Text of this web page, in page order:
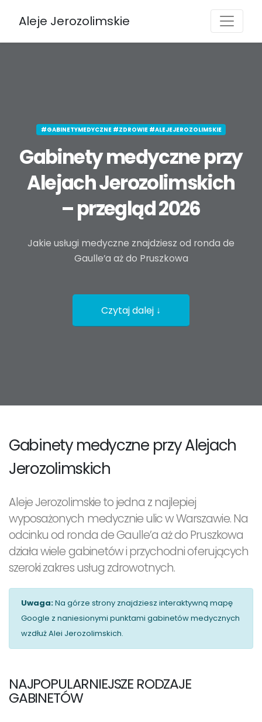
Aleje Jerozolimskie
#GABINETYMEDYCZNE #ZDROWIE #ALEJEJEROZOLIMSKIE
Gabinety medyczne przy
Alejach Jerozolimskich
– przegląd 2026
Jakie usługi medyczne znajdziesz od ronda de
Gaulle’a aż do Pruszkowa
Czytaj dalej ↓
Gabinety medyczne przy Alejach
Jerozolimskich
Aleje Jerozolimskie to jedna z najlepiej
wyposażonych medycznie ulic w Warszawie. Na
odcinku od ronda de Gaulle’a aż do Pruszkowa
działa wiele gabinetów i przychodni oferujących
szeroki zakres usług zdrowotnych.
Uwaga:Na górze strony znajdziesz interaktywną mapę
Google z naniesionymi punktami gabinetów medycznych
wzdłuż Alei Jerozolimskich.
NAJPOPULARNIEJSZE RODZAJE
GABINETÓW